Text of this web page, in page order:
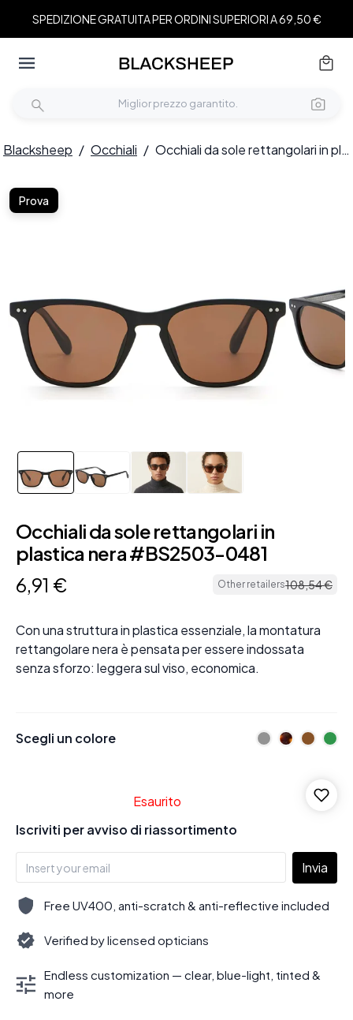
SPEDIZIONE GRATUITA PER ORDINI SUPERIORI A 69,50 €
Blacksheep / Occhiali / Occhiali da sole rettangolari in plastica nera #BS2503-0481
Prova
Occhiali da sole rettangolari in
plastica nera #BS2503-0481
6,91 € Other retailers108,54€
Con una struttura in plastica essenziale, la montatura
rettangolare nera è pensata per essere indossata
senza sforzo: leggera sul viso, economica.
Scegli un colore
Esaurito
Iscriviti per avviso di riassortimento
Invia
Free UV400, anti-scratch & anti-reflective included
Verified by licensed opticians
Endless customization — clear, blue-light, tinted &
more